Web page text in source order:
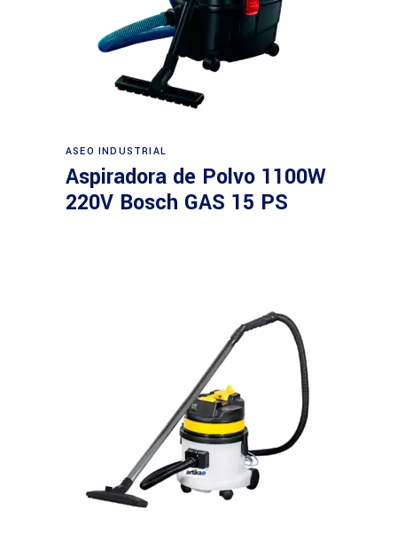
ASEO INDUSTRIAL
Aspiradora de Polvo 1100W
220V Bosch GAS 15 PS